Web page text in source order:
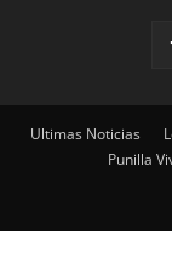
Ultimas Noticias
Punilla